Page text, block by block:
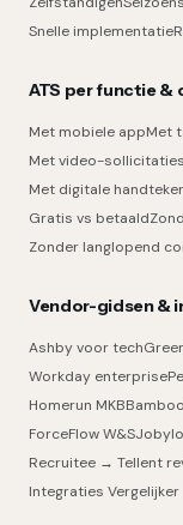
Snelle implementatie
ATS per functie
Met mobiele appMet
Met video-sollicitaties
Met digitale
Gratis vs betaald
Zonder langlopend
Vendor-gidsen &
Ashby voor tech
Workday enterprise
Homerun MKB
ForceFlow W&S
Recruitee → Tellent
Integraties Vergelijker